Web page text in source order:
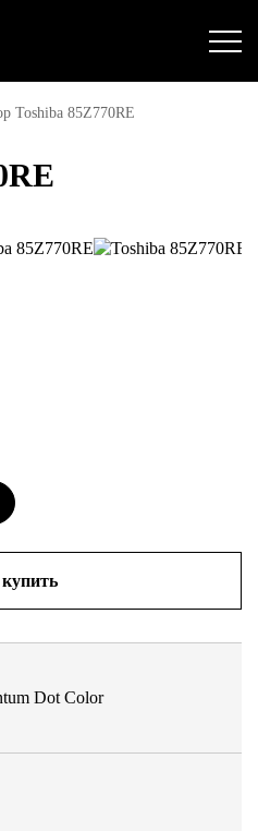
Toshiba 85Z770RE
Dot Color